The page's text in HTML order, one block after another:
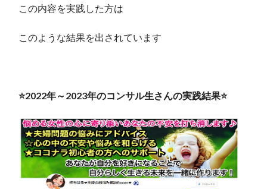
この内容を実践した方は
このような結果を出されています
⭐️2022年～2023年のコンサル生さんの実践結果⭐️